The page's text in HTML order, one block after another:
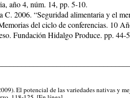
año 4, núm. 14, pp. 5-10.
C. 2006. “Seguridad ali­men­taria y el
del ciclo de conferencias. 10
Fundación Hidalgo Produce. pp. 44-
El potencial de las variedades nativas y